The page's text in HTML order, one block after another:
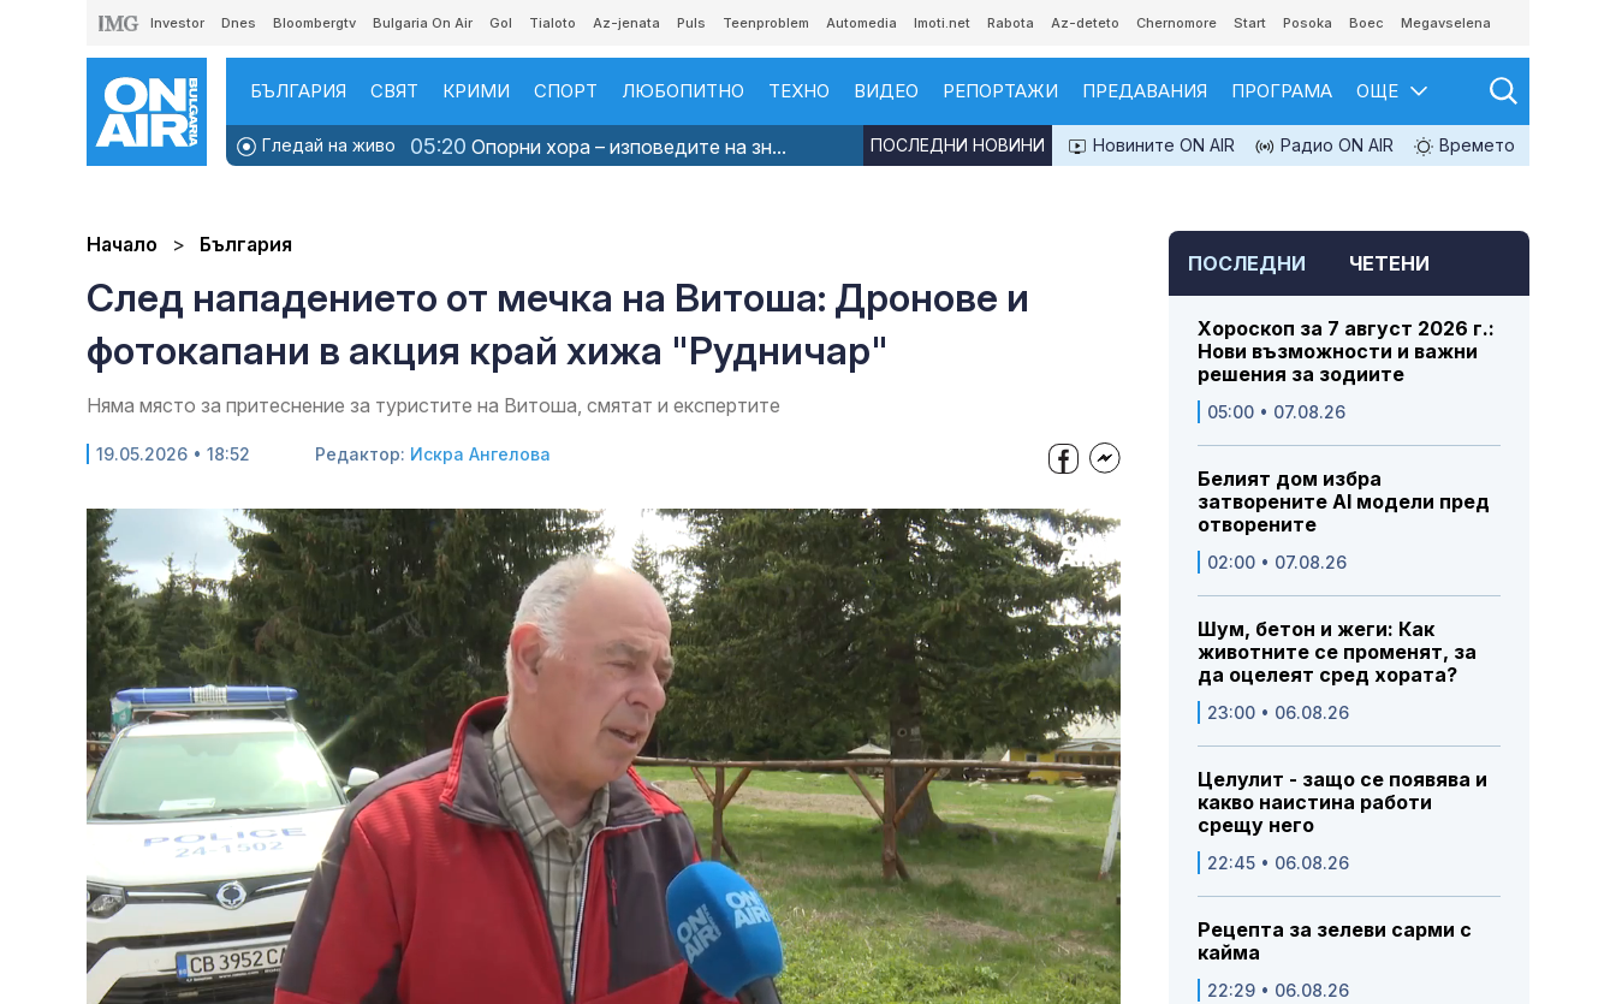
Investor Dnes Bloombergtv Bulgaria On Air Gol Tialoto Az-jenata Puls Teenproblem Automedia Imoti.net Rabota Az-deteto Chernomore Start Posoka Boec Megavselena
БЪЛГАРИЯ СВЯТ КРИМИ СПОРТ ЛЮБОПИТНО ТЕХНО ВИДЕО РЕПОРТАЖИ ПРЕДАВАНИЯ ПРОГРАМА ОЩЕ
Гледай на живо 05:20 Опорни хора – изповедите на зн... Новините ON AIR Радио ON AIR Времето
ПОСЛЕДНИ НОВИНИ
Начало България
След нападението от мечка на Витоша: Дронове и
фотокапани в акция край хижа "Рудничар"
Няма място за притеснение за туристите на Витоша, смятат и експертите
19.05.2026 • 18:52 Редактор: Искра Ангелова
ПОСЛЕДНИ ЧЕТЕНИ
Хороскоп за 7 август 2026 г.:
Нови възможности и важни
решения за зодиите
05:00 • 07.08.26
Белият дом избра
затворените AI модели пред
отворените
02:00 • 07.08.26
Шум, бетон и жеги: Как
животните се променят, за
да оцелеят сред хората?
23:00 • 06.08.26
Целулит - защо се появява и
какво наистина работи
срещу него
22:45 • 06.08.26
Рецепта за зелеви сарми с
кайма
22:29 • 06.08.26